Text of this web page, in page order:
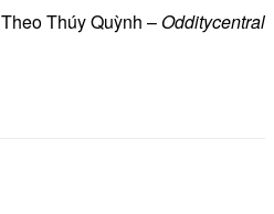
Theo Thúy Quỳnh –Odditycentral